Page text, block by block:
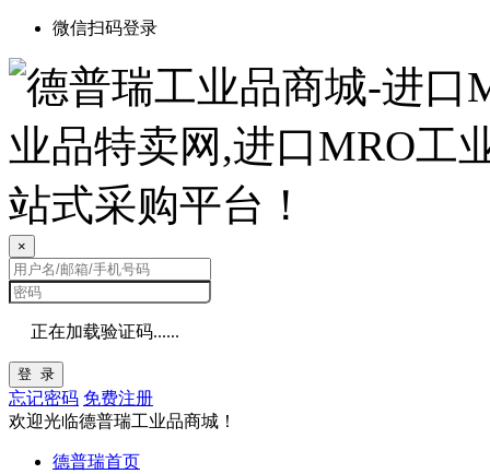
微信扫码登录
×
正在加载验证码......
登 录
忘记密码 免费注册
欢迎光临德普瑞工业品商城！
德普瑞首页